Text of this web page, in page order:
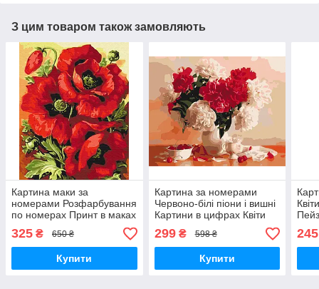
З цим товаром також замовляють
Картина маки за
номерами Розфарбування
по номерах Принт в маках
Brushme BS52284
325 ₴ 650 ₴
Купити
Картина за номерами
Червоно-білі піони і вишні
Картини в цифрах Квіти
Brushme BS8082
299₴ 598 ₴
Купити
245